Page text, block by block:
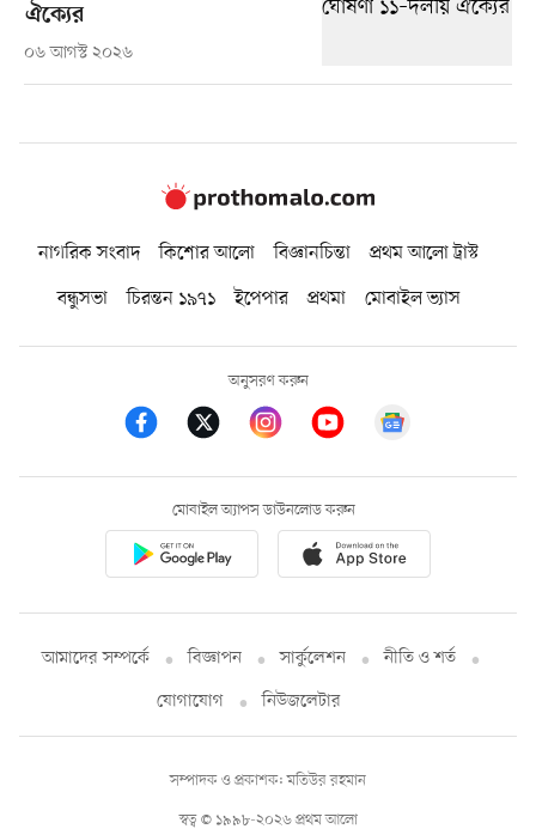
ঐক্যের
০৬ আগস্ট ২০২৬
নাগরিক সংবাদ কিশোর আলো বিজ্ঞানচিন্তা
প্রথম আলো ট্রাস্ট
বন্ধুসভা
চিরন্তন ১৯৭১ ইপেপার প্রথমা মোবাইল ভ্যাস
অনুসরণ করুন
মোবাইল অ্যাপস ডাউনলোড করুন
আমাদের সম্পর্কে বিজ্ঞাপন সার্কুলেশন
নীতি ও শর্ত
যোগাযোগ
নিউজলেটার
স্বত্ব © ১৯৯৮-২০২৬ প্রথম আলো
সম্পাদক ও প্রকাশক: মতিউর রহমান